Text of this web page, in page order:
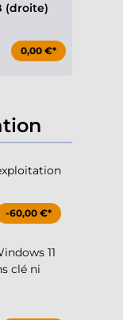
(droite)
0,00 €*
-60,00 €*
11
clé ni